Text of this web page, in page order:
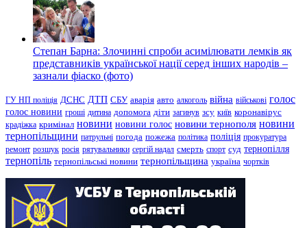
Степан Барна: Злочинні спроби асимілювати лемків як
представників української нації серед інших народів –
зазнали фіаско (фото)
ГУ НП поліція ДСНС ДТП СБУ аварія авто алкоголь війна військові голос
голос новини гроші дитина допомога діти загинув зсу київ коронавірус
крадіжка кримінал новини новини голос новини тернополя новини
тернопільщини патрульні погода пожежа політика поліція прокуратура
ремонт розшук росія рятувальники сергій надал смерть спорт суд тернопілля
тернопіль тернопільські новини тернопільщина україна чортків